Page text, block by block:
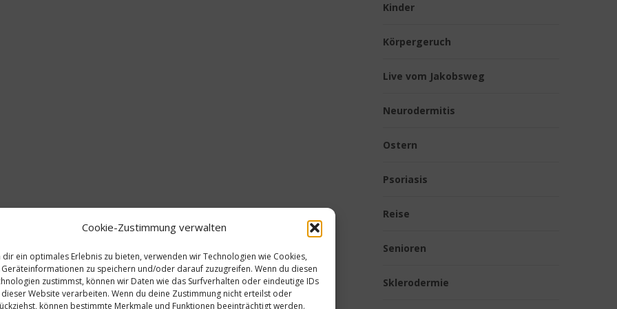
Cookie-Zustimmung verwalten
dir ein optimales Erlebnis zu bieten, verwenden wir Technologien wie Cookies,
Geräteinformationen zu speichern und/oder darauf zuzugreifen. Wenn du diesen
zustimmst, können wir Daten wie das Surfverhalten oder eindeutige IDs
dieser Website verarbeiten. Wenn du deine Zustimmung nicht erteilst oder
können bestimmte Merkmale und Funktionen beeinträchtigt werden.
Kinder
Körpergeruch
Live vom Jakobsweg
Neurodermitis
Ostern
Psoriasis
Reise
Senioren
Sklerodermie